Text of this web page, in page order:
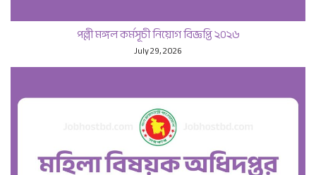
পল্লী মঙ্গল কর্মসূচী নিয়োগ বিজ্ঞপ্তি ২০২৬
July 29, 2026